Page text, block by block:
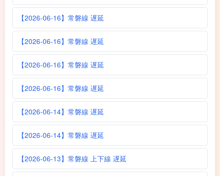
【2026-06-16】常磐線 遅延
【2026-06-16】常磐線 遅延
【2026-06-16】常磐線 遅延
【2026-06-16】常磐線 遅延
【2026-06-14】常磐線 遅延
【2026-06-14】常磐線 遅延
【2026-06-13】常磐線 上下線 遅延